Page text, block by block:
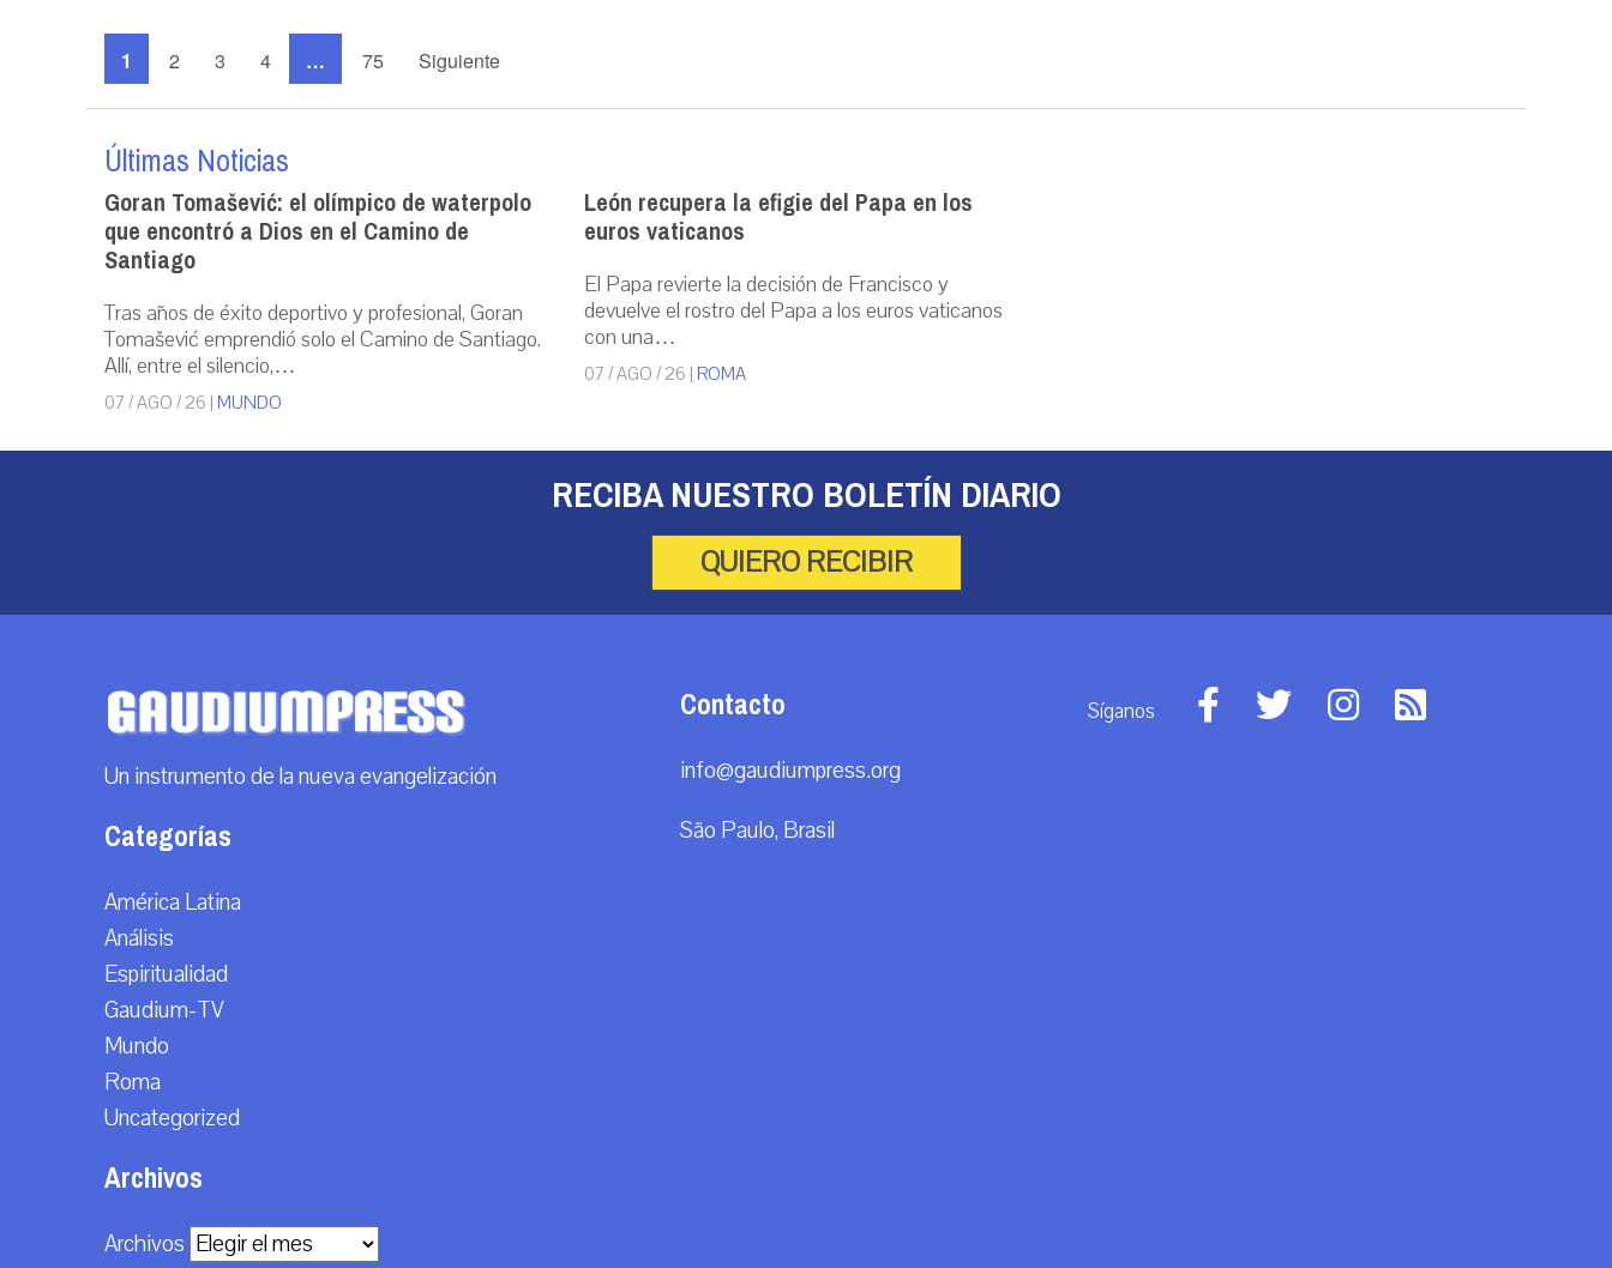
1 2 3 4 … 75 Siguiente
Últimas Noticias
Goran Tomašević: el olímpico de waterpolo
que encontró a Dios en el Camino de
Santiago
Tras años de éxito deportivo y profesional, Goran
Tomašević emprendió solo el Camino de Santiago.
Allí, entre el silencio,…
07 / AGO / 26 | MUNDO
León recupera la efigie del Papa en los
euros vaticanos
El Papa revierte la decisión de Francisco y
devuelve el rostro del Papa a los euros vaticanos
con una…
07 / AGO / 26 | ROMA
RECIBA NUESTRO BOLETÍN DIARIO
QUIERO RECIBIR
Un instrumento de la nueva evangelización
Categorías
América Latina
Análisis
Espiritualidad
Gaudium-TV
Mundo
Roma
Uncategorized
Archivos
Archivos
Contacto
info@gaudiumpress.org
São Paulo, Brasil
Síganos